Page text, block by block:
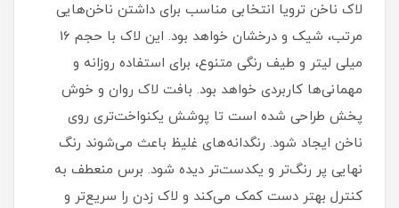
لاک ناخن ترویا انتخابی مناسب برای داشتن ناخن‌هایی
مرتب، شیک و درخشان خواهد بود. این لاک با حجم 16
میلی‌ لیتر و طیف رنگی متنوع، برای استفاده روزانه و
مهمانی‌ها کاربردی خواهد بود. بافت لاک روان و خوش‌
پخش طراحی شده است تا پوشش یکنواخت‌تری روی
ناخن ایجاد شود. رنگدانه‌های غلیظ باعث می‌شوند رنگ
نهایی پر رنگ‌تر و یکدست‌تر دیده شود. برس منعطف به
کنترل بهتر دست کمک می‌کند و لاک زدن را سریع‌تر و